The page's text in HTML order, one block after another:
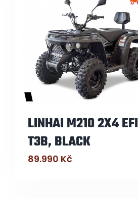
LINHAI M210 2X4 EFI
T3B, BLACK
89.990 Kč